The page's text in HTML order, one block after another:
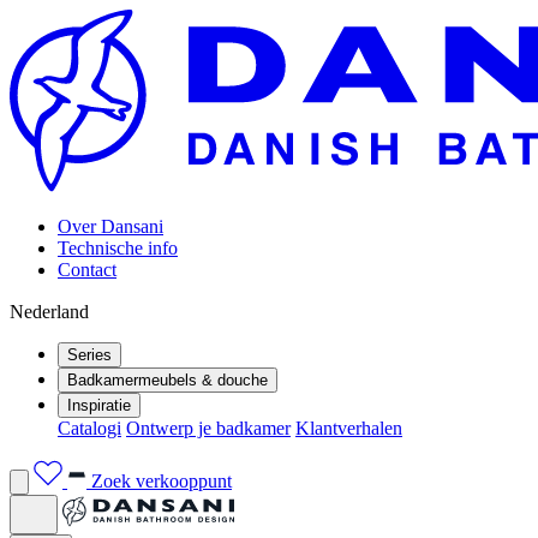
Over Dansani
Technische info
Contact
Nederland
Series
Badkamermeubels & douche
Inspiratie
Catalogi Ontwerp je badkamer Klantverhalen
Zoek verkooppunt